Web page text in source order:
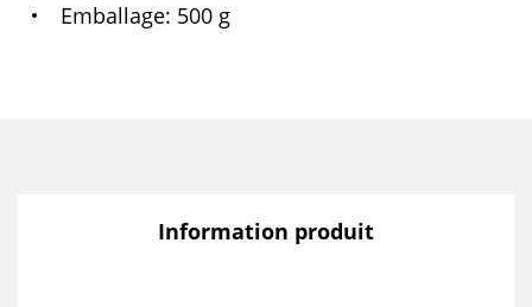
Emballage 500 g
Information produit